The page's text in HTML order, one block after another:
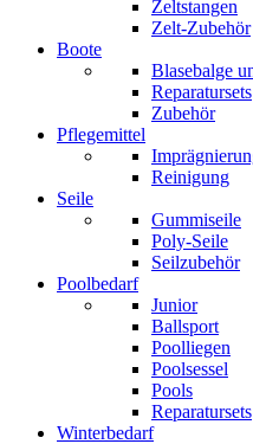
Zeltstangen
Zelt-Zubehör
Boote
Blasebalge
Reparatursets
Zubehör
Pflegemittel
Reinigung
Seile
Gummiseile
Poly-Seile
Seilzubehör
Poolbedarf
Junior
Ballsport
Poolliegen
Poolsessel
Pools
Reparatursets
Winterbedarf